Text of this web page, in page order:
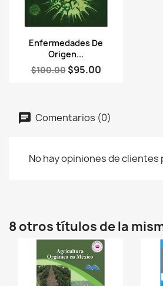
Vista rápida
Enfermedades De
Origen...
$100.00 $95.00
Comentarios (0)
No hay opiniones de clientes
8 otros títulos de la